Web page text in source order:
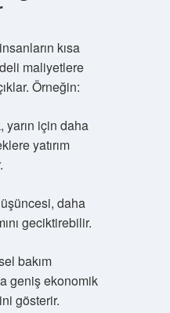
kısa
maliyetlere
Örneğin:
yarın için daha
yatırım
daha
geciktirebilir.
bakım
geniş ekonomik
gösterir.